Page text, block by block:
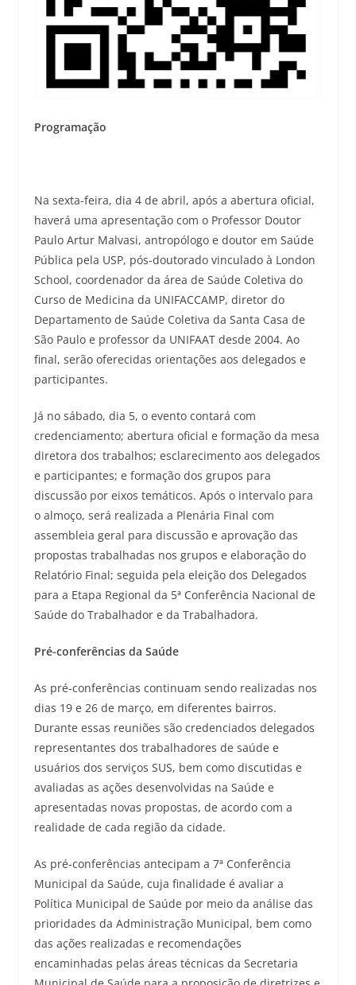
Programação
Na sexta-feira, dia 4 de abril, após a abertura oficial,
haverá uma apresentação com o Professor Doutor
Paulo Artur Malvasi, antropólogo e doutor em Saúde
Pública pela USP, pós-doutorado vinculado à London
School, coordenador da área de Saúde Coletiva do
Curso de Medicina da UNIFACCAMP, diretor do
Departamento de Saúde Coletiva da Santa Casa de
São Paulo e professor da UNIFAAT desde 2004. Ao
final, serão oferecidas orientações aos delegados e
participantes.
Já no sábado, dia 5, o evento contará com
credenciamento; abertura oficial e formação da mesa
diretora dos trabalhos; esclarecimento aos delegados
e participantes; e formação dos grupos para
discussão por eixos temáticos. Após o intervalo para
o almoço, será realizada a Plenária Final com
assembleia geral para discussão e aprovação das
propostas trabalhadas nos grupos e elaboração do
Relatório Final; seguida pela eleição dos Delegados
para a Etapa Regional da 5ª Conferência Nacional de
Saúde do Trabalhador e da Trabalhadora.
Pré-conferências da Saúde
As pré-conferências continuam sendo realizadas nos
dias 19 e 26 de março, em diferentes bairros.
Durante essas reuniões são credenciados delegados
representantes dos trabalhadores de saúde e
usuários dos serviços SUS, bem como discutidas e
avaliadas as ações desenvolvidas na Saúde e
apresentadas novas propostas, de acordo com a
realidade de cada região da cidade.
As pré-conferências antecipam a 7ª Conferência
Municipal da Saúde, cuja finalidade é avaliar a
Política Municipal de Saúde por meio da análise das
prioridades da Administração Municipal, bem como
das ações realizadas e recomendações
encaminhadas pelas áreas técnicas da Secretaria